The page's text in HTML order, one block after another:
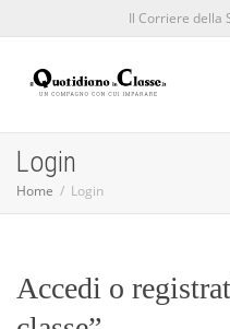
Il Corriere della
Login
Home Login
Accedi o